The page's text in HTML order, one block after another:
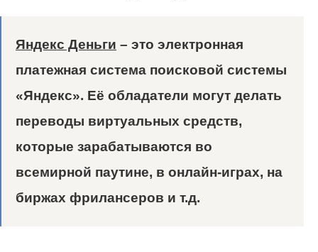
Яндекс Деньги – это электронная
платежная система поисковой системы
«Яндекс». Её обладатели могут делать
переводы виртуальных средств,
которые зарабатываются во
всемирной паутине, в онлайн-играх, на
биржах фрилансеров и т.д.